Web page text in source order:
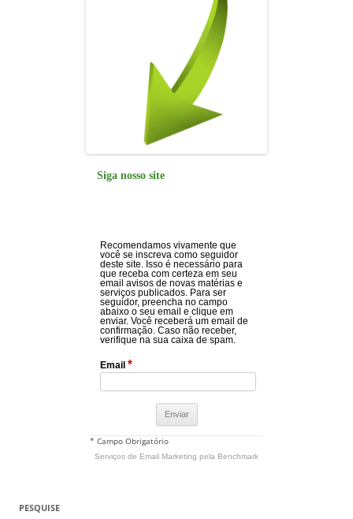
Siga nosso site
Recomendamos vivamente que
você se inscreva como seguidor
deste site. Isso é necessário para
que receba com certeza em seu
email avisos de novas matérias e
serviços publicados. Para ser
seguidor, preencha no campo
abaixo o seu email e clique em
enviar. Você receberá um email de
confirmação. Caso não receber,
verifique na sua caixa de spam.
Email *
* Campo Obrigatório
Serviços de Email Marketing pela Benchmark
PESQUISE